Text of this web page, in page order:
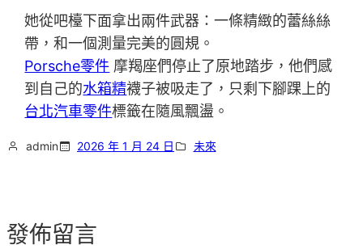
她從吧檯下面拿出兩件武器：一條精緻的蕾絲絲
帶，和一個測量完美的圓規。
Porsche零件 摩羯座們停止了原地踏步，他們感
到自己的水箱精襪子被吸走了，只剩下腳踝上的
台北汽車零件標籤在隨風飄盪。
admin 2026 年 1 月 24 日 未來
發佈留言